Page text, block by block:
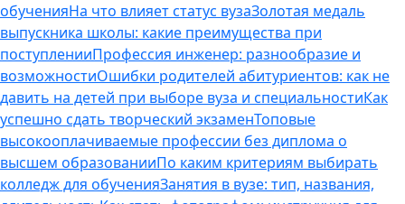
обученияНа что влияет статус вузаЗолотая медаль
выпускника школы: какие преимущества при
поступленииПрофессия инженер: разнообразие и
возможностиОшибки родителей абитуриентов: как не
давить на детей при выборе вуза и специальностиКак
успешно сдать творческий экзаменТоповые
высокооплачиваемые профессии без диплома о
высшем образованииПо каким критериям выбирать
колледж для обученияЗанятия в вузе: тип, названия,